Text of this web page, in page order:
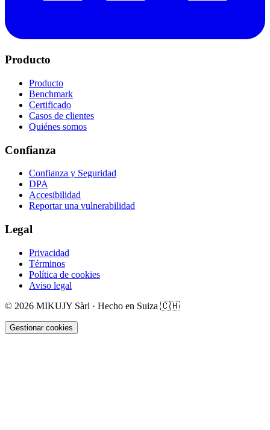
Producto
Producto
Benchmark
Certificado
Casos de clientes
Quiénes somos
Confianza
Confianza y Seguridad
DPA
Accesibilidad
Reportar una vulnerabilidad
Legal
Privacidad
Términos
Política de cookies
Aviso legal
© 2026 MIKUJY Sàrl · Hecho en Suiza 🇨🇭
Gestionar cookies